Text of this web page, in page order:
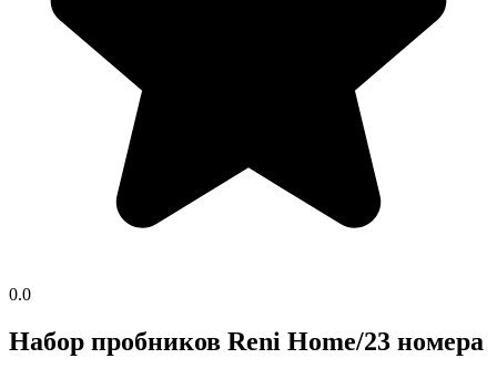
0.0
Набор пробников Reni Home/23 номера